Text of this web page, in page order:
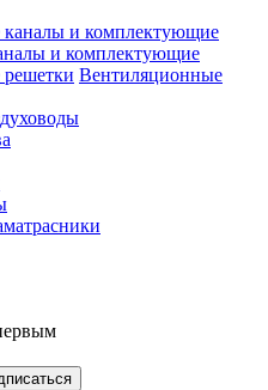
и комплектующие
Вентиляционные